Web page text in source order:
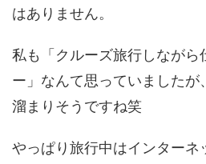
はありません。
私も「クルーズ旅行しながら
ー」なんて思っていました
溜まりそうですね笑
やっぱり旅行中はインターネ